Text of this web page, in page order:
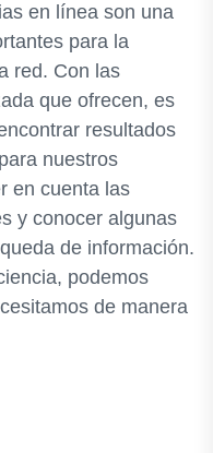
en línea son una
para la
red. Con las
que ofrecen, es
resultados
nuestros
en cuenta las
y conocer algunas
de información.
podemos
de manera